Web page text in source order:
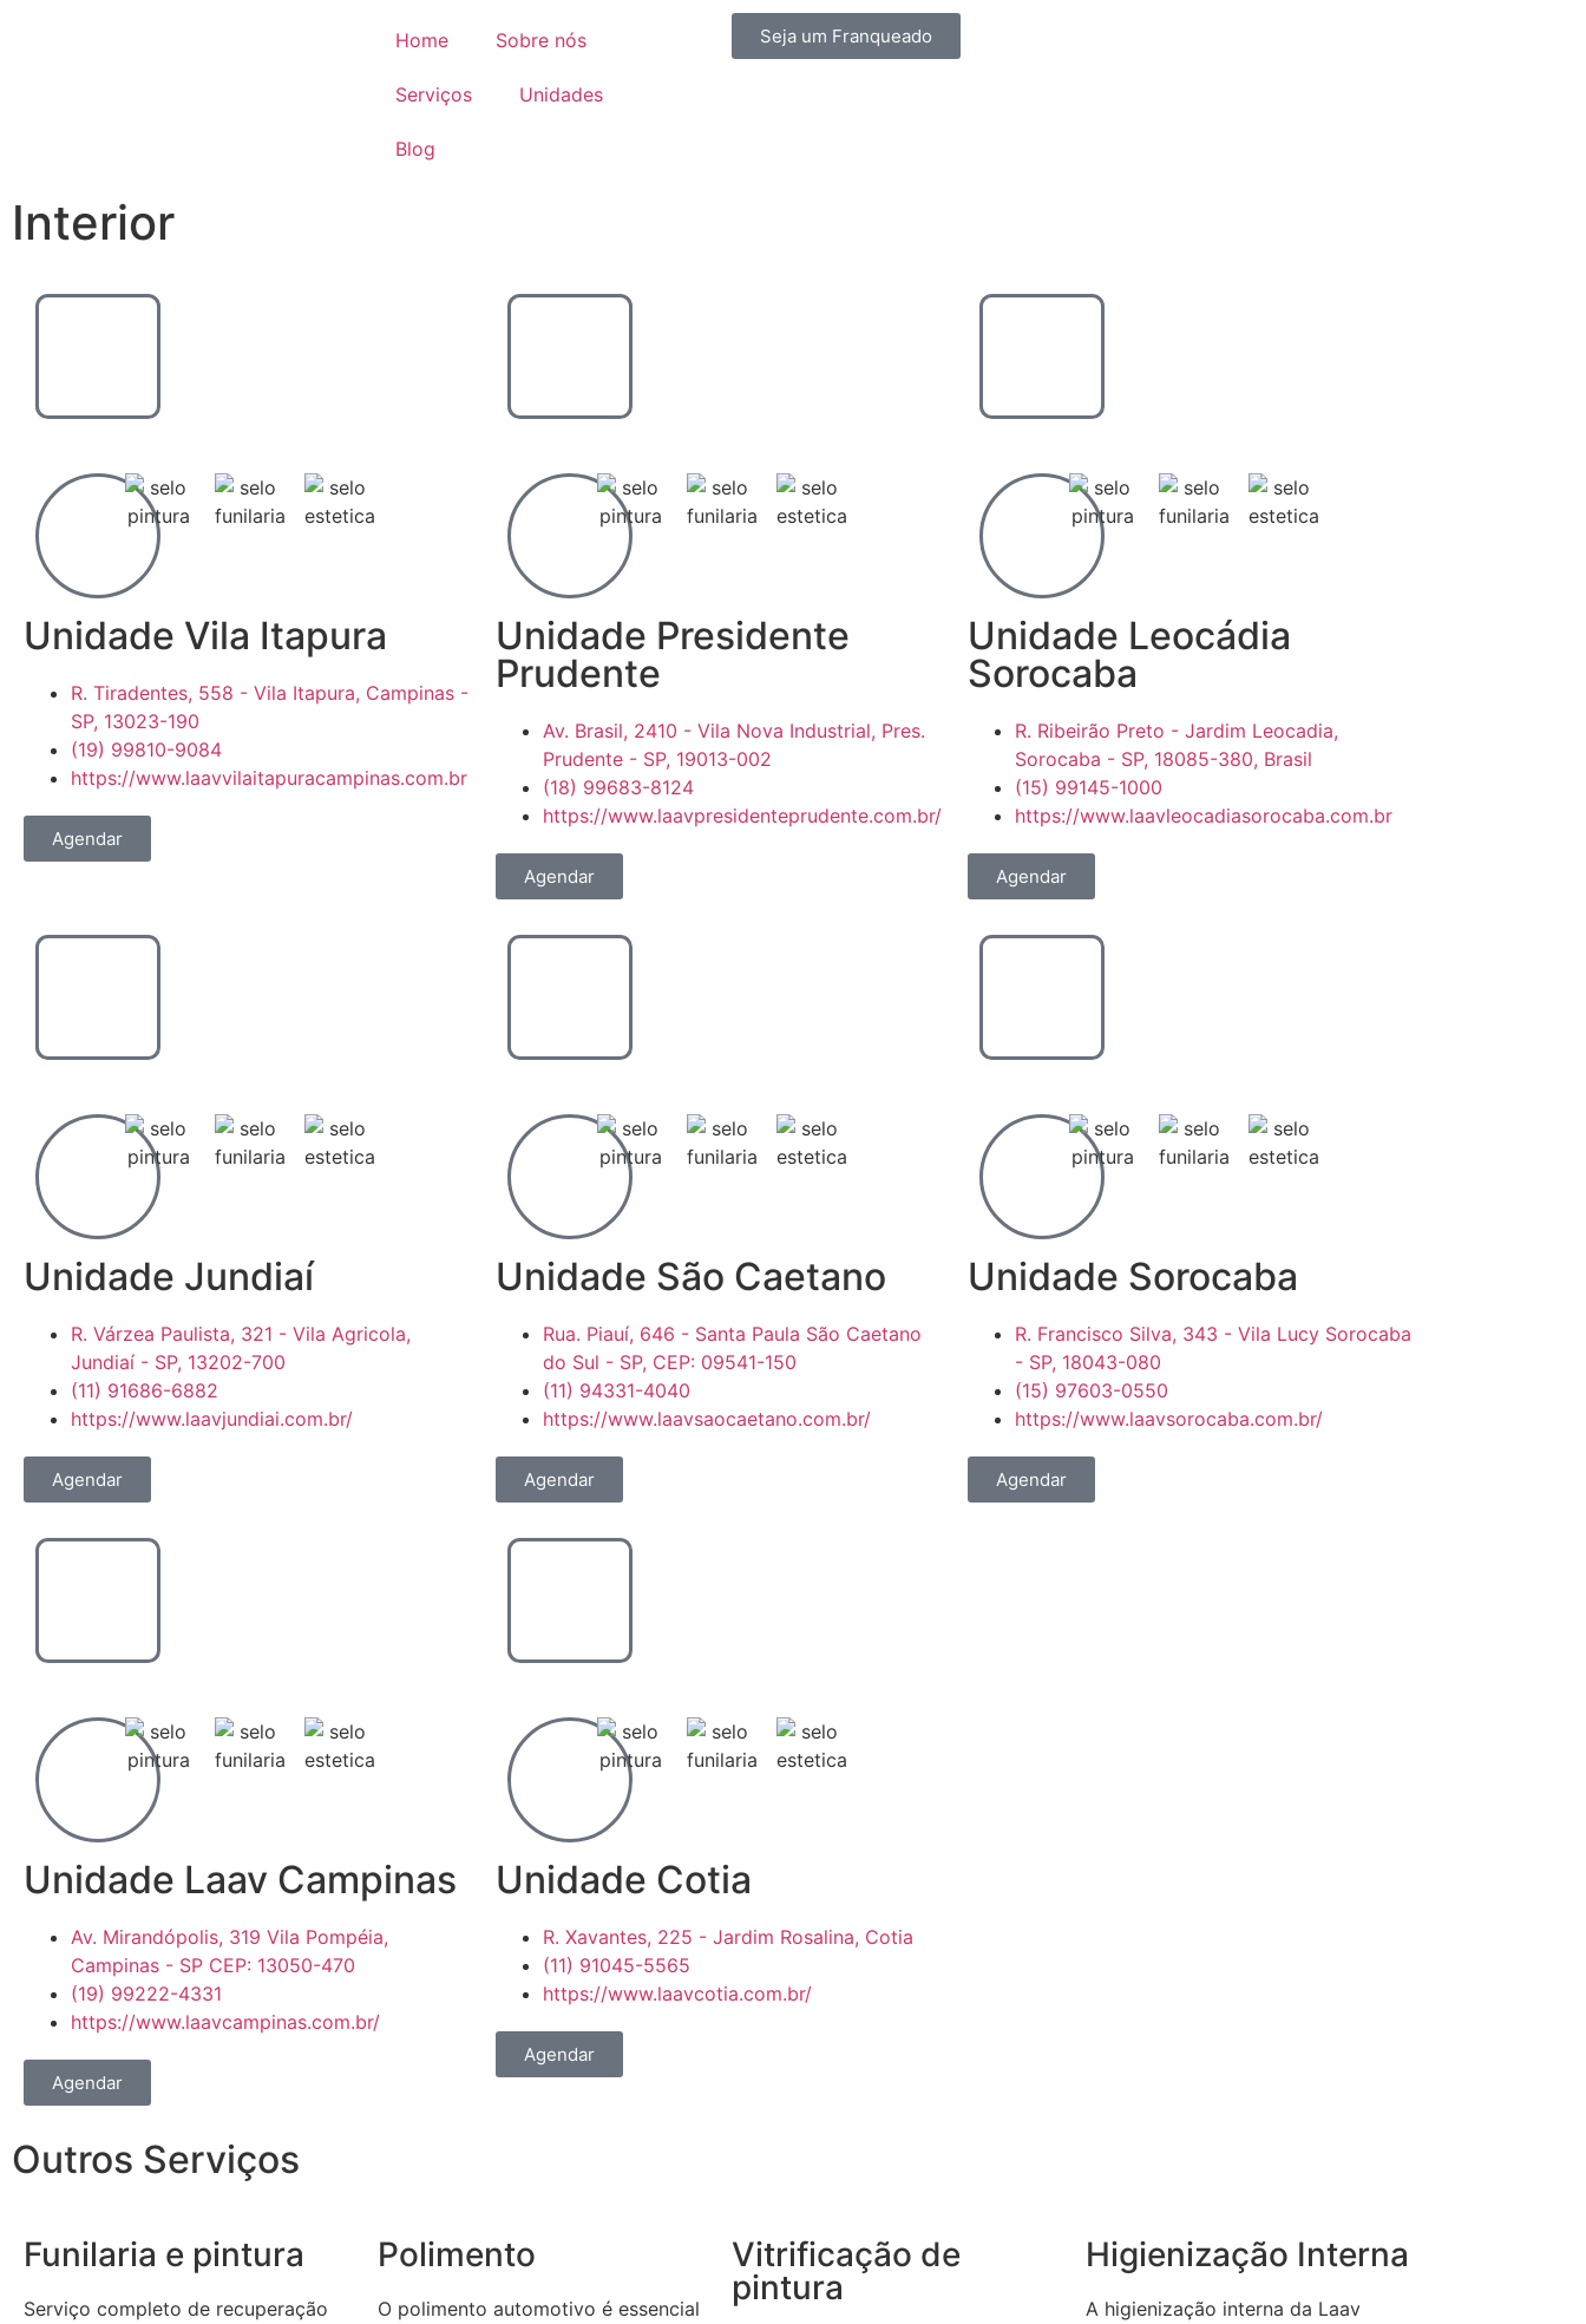
Home Sobre nós
Serviços Unidades
Blog
Seja um Franqueado
Interior
Unidade Vila Itapura
R. Tiradentes, 558 - Vila Itapura, Campinas -
SP, 13023-190
(19) 99810-9084
https://www.laavvilaitapuracampinas.com.br
Agendar
Unidade Presidente
Prudente
Av. Brasil, 2410 - Vila Nova Industrial, Pres.
Prudente - SP, 19013-002
(18) 99683-8124
https://www.laavpresidenteprudente.com.br/
Agendar
Unidade Leocádia
Sorocaba
R. Ribeirão Preto - Jardim Leocadia,
Sorocaba - SP, 18085-380, Brasil
(15) 99145-1000
https://www.laavleocadiasorocaba.com.br
Agendar
Unidade Jundiaí
R. Várzea Paulista, 321 - Vila Agricola,
Jundiaí - SP, 13202-700
(11) 91686-6882
https://www.laavjundiai.com.br/
Agendar
Unidade São Caetano
Rua. Piauí, 646 - Santa Paula São Caetano
do Sul - SP, CEP: 09541-150
(11) 94331-4040
https://www.laavsaocaetano.com.br/
Agendar
Unidade Sorocaba
R. Francisco Silva, 343 - Vila Lucy Sorocaba
- SP, 18043-080
(15) 97603-0550
https://www.laavsorocaba.com.br/
Agendar
Unidade Laav Campinas
Av. Mirandópolis, 319 Vila Pompéia,
Campinas - SP CEP: 13050-470
(19) 99222-4331
https://www.laavcampinas.com.br/
Agendar
Unidade Cotia
R. Xavantes, 225 - Jardim Rosalina, Cotia
(11) 91045-5565
https://www.laavcotia.com.br/
Agendar
Outros Serviços
Funilaria e pintura
Serviço completo de recuperação
Polimento
O polimento automotivo é essencial
Vitrificação de
pintura
Higienização Interna
A higienização interna da Laav